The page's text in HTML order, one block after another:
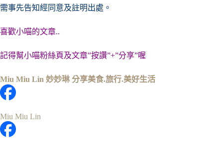
需事先告知經同意及註明出處。
喜歡小喵的文章..
記得幫小喵粉絲頁及文章”按讚”+”分享”喔
Miu Miu Lin 妙妙琳 分享美食.旅行.美好生活
Miu Miu Lin